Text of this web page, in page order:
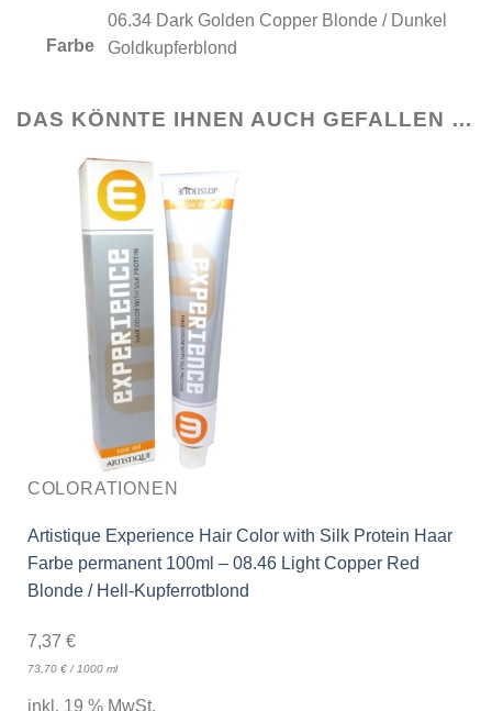
Farbe
06.34 Dark Golden Copper Blonde / Dunkel
Goldkupferblond
DAS KÖNNTE IHNEN AUCH GEFALLEN …
COLORATIONEN
Artistique Experience Hair Color with Silk Protein Haar
Farbe permanent 100ml – 08.46 Light Copper Red
Blonde / Hell-Kupferrotblond
7,37 €
73,70 €/ 1000 ml
inkl. 19 % MwSt.